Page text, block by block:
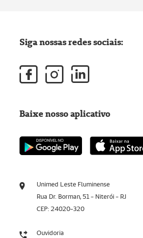
Unimed Leste Fluminense
Rua Dr. Borman, 51 - Niterói - RJ
CEP: 24020-320
Ouvidoria
Siga nossas redes sociais:
Baixe nosso aplicativo